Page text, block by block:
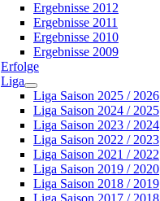
Ergebnisse 2012
Ergebnisse 2011
Ergebnisse 2010
Ergebnisse 2009
Erfolge
Liga
Liga Saison 2025 / 2026
Liga Saison 2024 / 2025
Liga Saison 2023 / 2024
Liga Saison 2022 / 2023
Liga Saison 2021 / 2022
Liga Saison 2019 / 2020
Liga Saison 2018 / 2019
Liga Saison 2017 / 2018